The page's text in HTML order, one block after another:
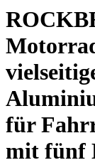
für
mit fünf